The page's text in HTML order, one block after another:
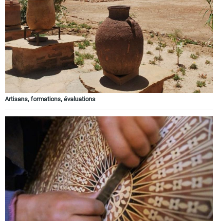
Circuits touristiques
Tourisme
Régions
Hotels
Evenements
Contact
Artisans, formations, évaluations